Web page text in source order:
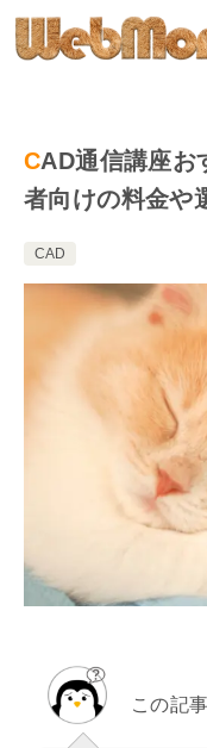
CAD通信講座おすすめ9選を徹底比較！初心
者向けの料金や
CAD
この記